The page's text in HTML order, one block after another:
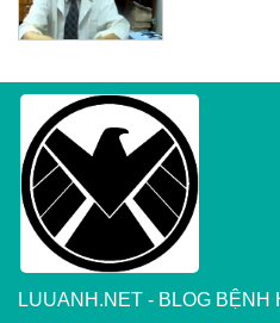
LUUANH.NET - BLOG BỆNH